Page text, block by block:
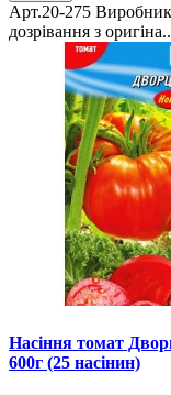
Арт.20-275 Виробник
дозрівання з
Насіння томат
600г (25 насінин)